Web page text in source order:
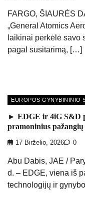
FARGO, ŠIAURĖS
„General Atomics
laikinai perkėlė savo
pagal susitarimą, […]
EUROPOS GYNYBININIO
► EDGE ir 4iG S&D
pramoninius
17 Birželio, 2026 0
Abu Dabis, JAE /
d. – EDGE, viena iš
technologijų ir